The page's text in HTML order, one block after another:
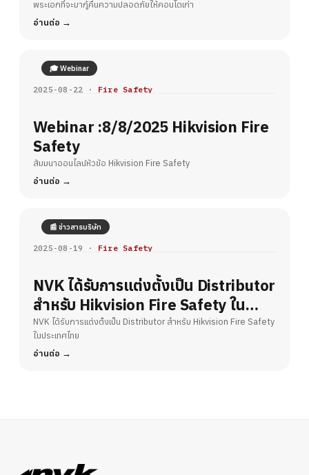
ขีดจำกัดเรื่องการเดินสาย
พระเอกที่จะมากู้คืนความปลอดภัยให้คอนโดเก่า
อ่านต่อ
🎓 Webinar
2025-08-22 · Fire Safety
Webinar :8/8/2025 Hikvision Fire
Safety
สัมมนาออนไลน์หัวข้อ Hikvision Fire Safety
อ่านต่อ
📰 ข่าวสารบริษัท
2025-08-19 · Fire Safety
NVK ได้รับการแต่งตั้งเป็น Distributor
สำหรับ Hikvision Fire Safety ใน
ประเทศไทย
NVK ได้รับการแต่งตั้งเป็น Distributor สำหรับ Hikvision Fire Safety
ในประเทศไทย
อ่านต่อ